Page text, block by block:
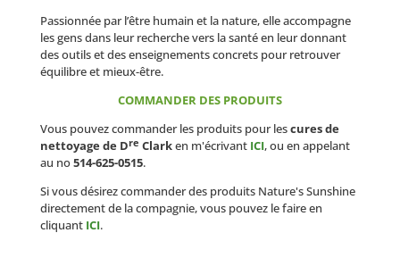
Passionnée par l’être humain et la nature, elle accompagne
les gens dans leur recherche vers la santé en leur donnant
des outils et des enseignements concrets pour retrouver
équilibre et mieux-être.
COMMANDER DES PRODUITS
Vous pouvez commander les produits pour lescures de
nettoyage de Dre Clarken m'écrivant ICI, ou en appelant
au no514-625-0515.
Si vous désirez commander des produits Nature's Sunshine
directement de la compagnie, vous pouvez le faire en
cliquant ICI.